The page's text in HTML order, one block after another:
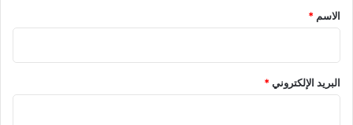
*
الاسم *
البريد الإلكتروني*